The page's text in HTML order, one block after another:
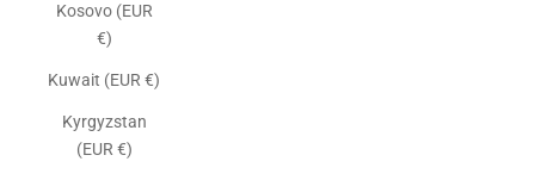
Kosovo (EUR
€)
Kuwait (EUR €)
Kyrgyzstan
(EUR €)